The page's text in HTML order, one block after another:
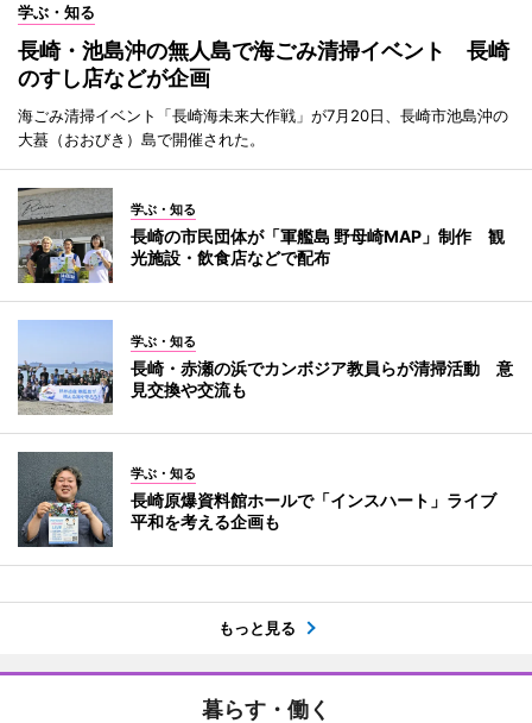
学ぶ・知る
長崎・池島沖の無人島で海ごみ清掃イベント 長崎
のすし店などが企画
海ごみ清掃イベント「長崎海未来大作戦」が7月20日、長崎市池島沖の
大蟇（おおびき）島で開催された。
学ぶ・知る
長崎の市民団体が「軍艦島 野母崎MAP」制作 観
光施設・飲食店などで配布
学ぶ・知る
長崎・赤瀬の浜でカンボジア教員らが清掃活動 意
見交換や交流も
学ぶ・知る
長崎原爆資料館ホールで「インスハート」ライブ
平和を考える企画も
もっと見る
暮らす・働く